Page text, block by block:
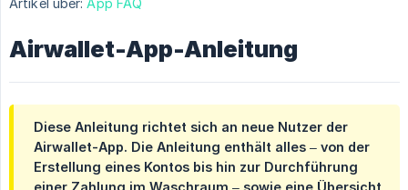
Artikel über: App FAQ
Airwallet-App-Anleitung
Diese Anleitung richtet sich an neue Nutzer der
Airwallet-App. Die Anleitung enthält alles – von der
Erstellung eines Kontos bis hin zur Durchführung
einer Zahlung im Waschraum – sowie eine Übersicht